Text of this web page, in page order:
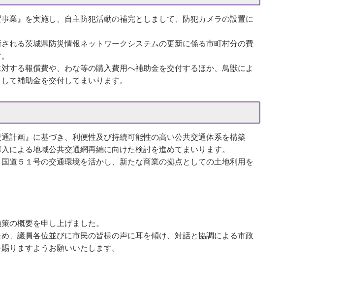
業』を実施し、自主防犯活動の補完としまして、防犯カメラの設置に
れる茨城県防災情報ネットワークシステムの更新に係る市町村分の費
る報償費や、わな等の購入費用へ補助金を交付するほか、鳥獣によ
て補助金を交付してまいります。
計画』に基づき、利便性及び持続可能性の高い公共交通体系を構築
による地域公共交通網再編に向けた検討を進めてまいります。
道５１号の交通環境を活かし、新たな商業の拠点としての土地利用を
の概要を申し上げました。
、議員各位並びに市民の皆様の声に耳を傾け、対話と協調による市政
りますようお願いいたします。